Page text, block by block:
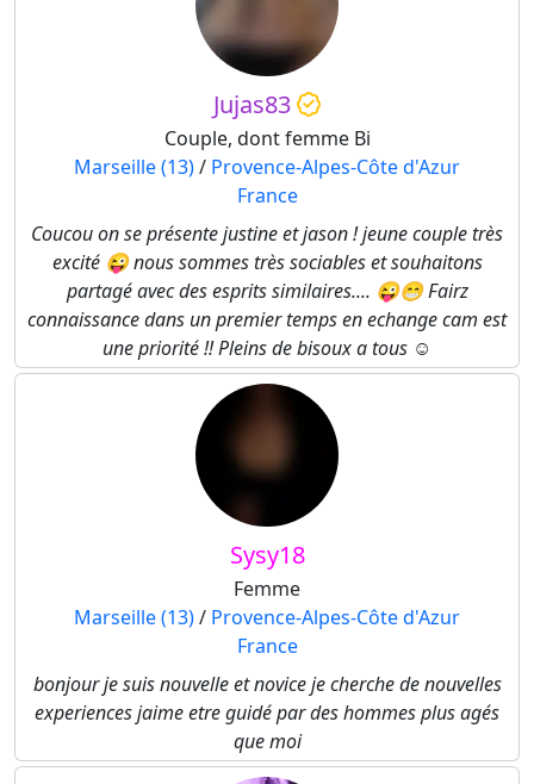
Jujas83
Couple, dont femme Bi
Marseille (13)/ Provence-Alpes-Côte d'Azur
France
Coucou on se présente justine et jason ! jeune couple très
excité 😜 nous sommes très sociables et souhaitons
partagé avec des esprits similaires.... 😜😁 Fairz
connaissance dans un premier temps en echange cam est
une priorité !! Pleins de bisoux a tous ☺️
Sysy18
Femme
Marseille (13)/ Provence-Alpes-Côte d'Azur
France
bonjour je suis nouvelle et novice je cherche de nouvelles
experiences jaime etre guidé par des hommes plus agés
que moi